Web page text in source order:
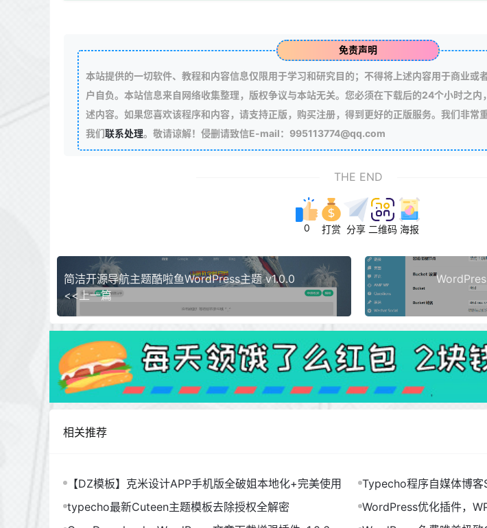
免责声明
本站提供的一切软件、教程和内容信息仅限用于学习和研究目的；不得将上述内容用于商业或
户自负。本站信息来自网络收集整理，版权争议与本站无关。您必须在下载后的24个小时之内
述内容。如果您喜欢该程序和内容，请支持正版，购买注册，得到更好的正版服务。我们非常
我们联系处理。敬请谅解！侵删请致信E-mail：995113774@qq.com
THE END
0 打赏 分享 二维码 海报
简洁开源导航主题酷啦鱼WordPress主题 v1.0.0
<<上一篇
相关推荐
【DZ模板】克米设计APP手机版全破姐本地化+完美使用
Typecho程序自媒体博
typecho最新Cuteen主题模板去除授权全解密
WordPress优化插件，